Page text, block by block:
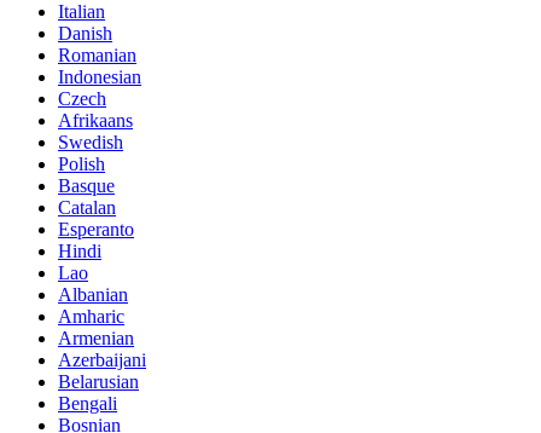
Italian
Danish
Romanian
Indonesian
Czech
Afrikaans
Swedish
Polish
Basque
Catalan
Esperanto
Hindi
Lao
Albanian
Amharic
Armenian
Azerbaijani
Belarusian
Bengali
Bosnian